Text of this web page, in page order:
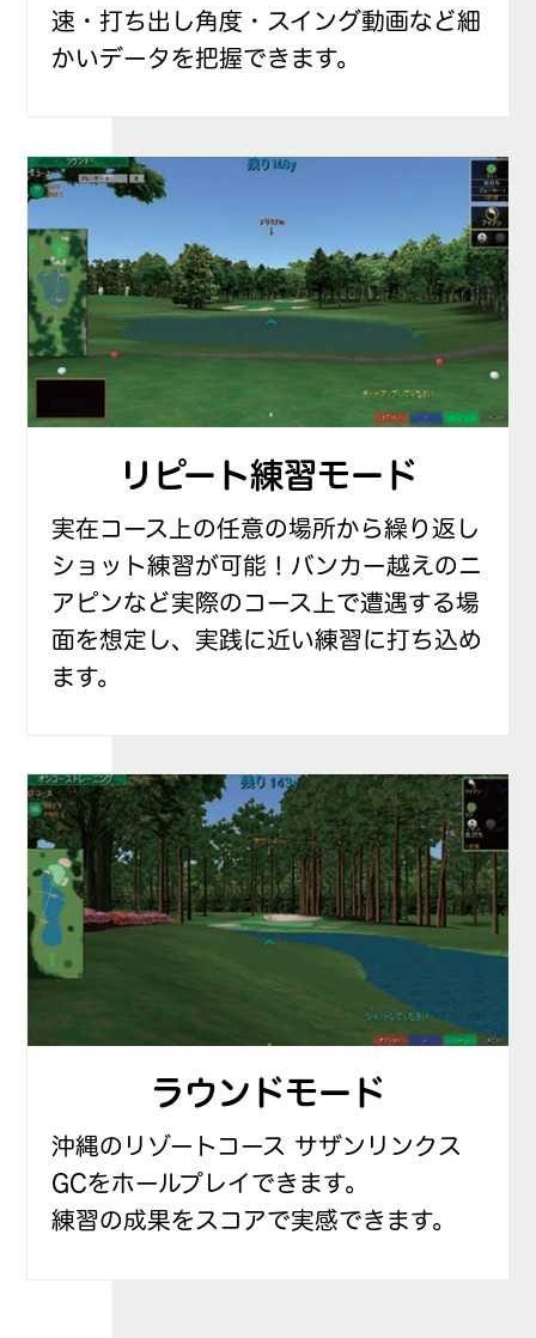
速・打ち出し角度・スイング動画など細
かいデータを把握できます。
リピート練習モード
実在コース上の任意の場所から繰り返し
ショット練習が可能！バンカー越えのニ
アピンなど実際のコース上で遭遇する場
面を想定し、実践に近い練習に打ち込め
ます。
ラウンドモード
沖縄のリゾートコース サザンリンクス
GCをホールプレイできます。
練習の成果をスコアで実感できます。